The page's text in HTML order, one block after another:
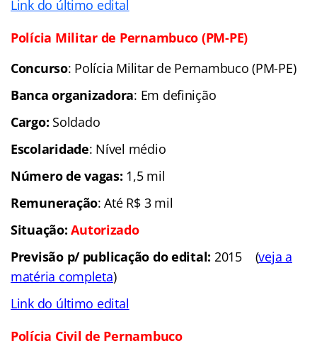
Link do último edital
Polícia Militar de Pernambuco (PM-PE)
Concurso: Polícia Militar de Pernambuco (PM-PE)
Banca organizadora: Em definição
Cargo: Soldado
Escolaridade: Nível médio
Número de vagas: 1,5 mil
Remuneração: Até R$ 3 mil
Situação: Autorizado
Previsão p/ publicação do edital: 2015 (veja a
matéria completa)
Link do último edital
Polícia Civil de Pernambuco